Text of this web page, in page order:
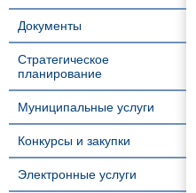
Документы
Стратегическое
планирование
Муниципальные услуги
Конкурсы и закупки
Электронные услуги